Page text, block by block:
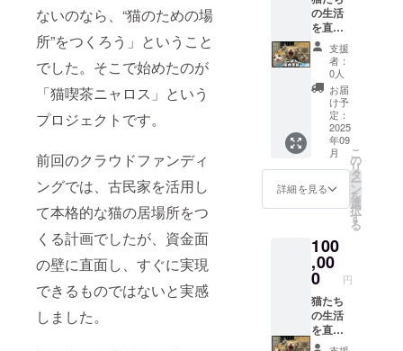
ないのなら、“猫のための場
所”をつくろう」ということ
でした。そこで始めたのが
「猫喫茶ニャロス」という
プロジェクトです。
前回のクラウドファンディ
ングでは、古民家を活用し
て本格的な猫の居場所をつ
くる計画でしたが、資金面
の壁に直面し、すぐに実現
できるものではないと実感
しました。
順次お
届けし
ます
（発送
は約3〜
4週間後
を予
定） T
シャツ1
枚で猫
の命を
力にな
りま
心より
お待ち
してい
猫たち
の日常
写真を
厳選！
「あり
がと
う」の
気持ち
を、猫
たちの
表情に
込め
て。
え、本
当にあ
りがと
うござ
いま
す。 ※
このリ
ターン
式：デ
ジタル
写真
（ダウ
ンロー
ド形
式） お
届け方
法：
メール
または
LINEに
てお送
援者限
定の、
とって
おきの
猫たち
の日常
写真を
厳選！
の生活
を直接
支えて
くださ
るご支
援への
感謝と
して、
「ニャ
ロスで
暮らす
猫たち
の秘蔵
ブロマ
イド
真）」
をお送
りしま
す。 形
式：デ
ジタル
写真
（ダウ
支援
者：
0人
お届
け予
定：
2025
年09
月
詳細を見る
こ
の
リ
タ
ー
ン
を
選
択
す
る
100
,00
0 円
猫たち
の生活
を直接
支えて